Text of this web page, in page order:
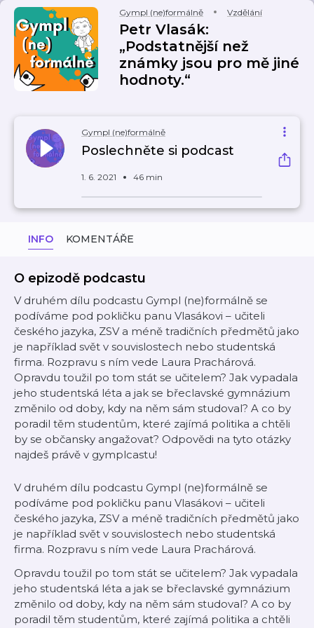
Gympl (ne)formálně Vzdělání
Petr Vlasák:
„Podstatnější než
známky jsou pro mě jiné
hodnoty.“
Gympl (ne)formálně
Poslechněte si podcast
1. 6. 2021 46 min
INFO KOMENTÁŘE
O epizodě podcastu
V druhém dílu podcastu Gympl (ne)formálně se
podíváme pod pokličku panu Vlasákovi – učiteli
českého jazyka, ZSV a méně tradičních předmětů jako
je například svět v souvislostech nebo studentská
firma. Rozpravu s ním vede Laura Prachárová.
Opravdu toužil po tom stát se učitelem? Jak vypadala
jeho studentská léta a jak se břeclavské gymnázium
změnilo od doby, kdy na něm sám studoval? A co by
poradil těm studentům, které zajímá politika a chtěli
by se občansky angažovat? Odpovědi na tyto otázky
najdeš právě v gymplcastu!
V druhém dílu podcastu Gympl (ne)formálně se
podíváme pod pokličku panu Vlasákovi – učiteli
českého jazyka, ZSV a méně tradičních předmětů jako
je například svět v souvislostech nebo studentská
firma. Rozpravu s ním vede Laura Prachárová.
Opravdu toužil po tom stát se učitelem? Jak vypadala
jeho studentská léta a jak se břeclavské gymnázium
změnilo od doby, kdy na něm sám studoval? A co by
poradil těm studentům, které zajímá politika a chtěli